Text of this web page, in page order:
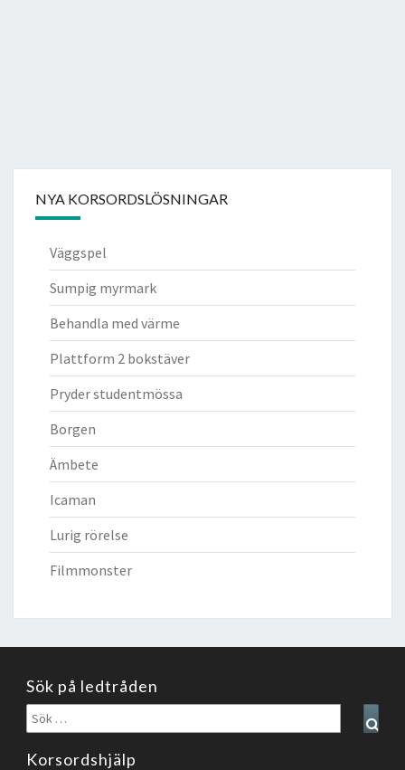
NYA KORSORDSLÖSNINGAR
Väggspel
Sumpig myrmark
Behandla med värme
Plattform 2 bokstäver
Pryder studentmössa
Borgen
Ämbete
Icaman
Lurig rörelse
Filmmonster
Sök på ledtråden
Sök
efter:
Korsordshjälp